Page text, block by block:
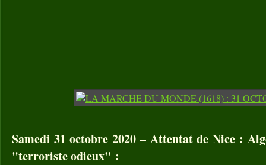
Samedi 31 octobre 2020 – Attentat de Nice :
"terroriste odieux" :